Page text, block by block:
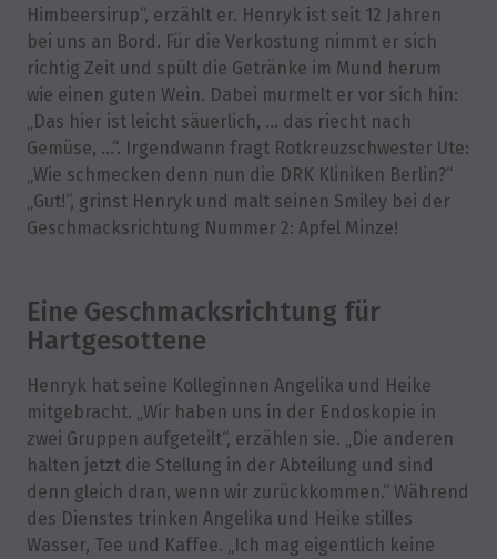
Himbeersirup“, erzählt er. Henryk ist seit 12 Jahren
bei uns an Bord. Für die Verkostung nimmt er sich
richtig Zeit und spült die Getränke im Mund herum
wie einen guten Wein. Dabei murmelt er vor sich hin:
„Das hier ist leicht säuerlich, … das riecht nach
Gemüse, …“. Irgendwann fragt Rotkreuzschwester Ute:
„Wie schmecken denn nun die DRK Kliniken Berlin?“
„Gut!“, grinst Henryk und malt seinen Smiley bei der
Geschmacksrichtung Nummer 2: Apfel Minze!
Eine Geschmacksrichtung für
Hartgesottene
Henryk hat seine Kolleginnen Angelika und Heike
mitgebracht. „Wir haben uns in der Endoskopie in
zwei Gruppen aufgeteilt“, erzählen sie. „Die anderen
halten jetzt die Stellung in der Abteilung und sind
denn gleich dran, wenn wir zurückkommen.“ Während
des Dienstes trinken Angelika und Heike stilles
Wasser, Tee und Kaffee. „Ich mag eigentlich keine